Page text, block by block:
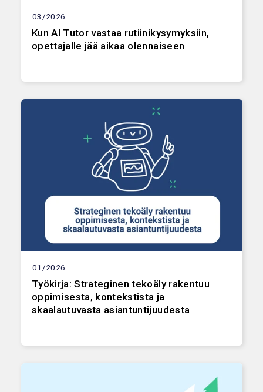
03/2026
Kun AI Tutor vastaa rutiinikysymyksiin,
opettajalle jää aikaa olennaiseen
01/2026
Työkirja: Strateginen tekoäly rakentuu
oppimisesta, kontekstista ja
skaalautuvasta asiantuntijuudesta